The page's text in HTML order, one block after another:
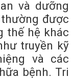
và dưỡng
được
thế hệ khác
truyền kỹ
và các
bệnh. Tri